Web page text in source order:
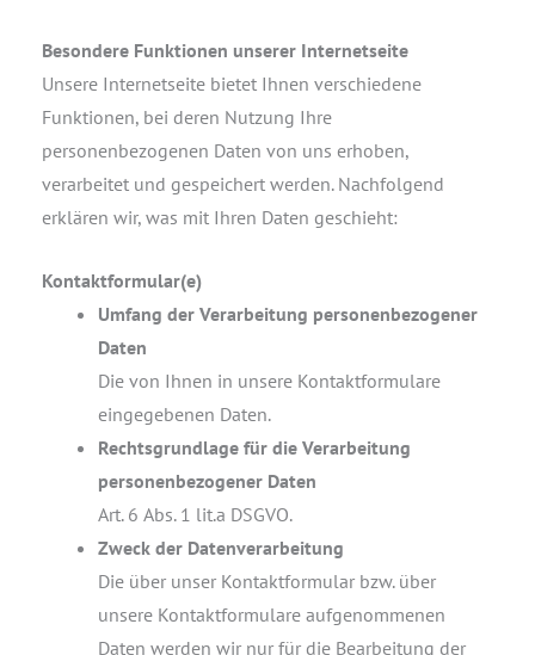
Besondere Funktionen unserer Internetseite
Unsere Internetseite bietet Ihnen verschiedene
Funktionen, bei deren Nutzung Ihre
personenbezogenen Daten von uns erhoben,
verarbeitet und gespeichert werden. Nachfolgend
erklären wir, was mit Ihren Daten geschieht:
Kontaktformular(e)
Umfang der Verarbeitung personenbezogener
Daten
Die von Ihnen in unsere Kontaktformulare
eingegebenen Daten.
Rechtsgrundlage für die Verarbeitung
personenbezogener Daten
Art. 6 Abs. 1 lit.a DSGVO.
Zweck der Datenverarbeitung
Die über unser Kontaktformular bzw. über
unsere Kontaktformulare aufgenommenen
Daten werden wir nur für die Bearbeitung der